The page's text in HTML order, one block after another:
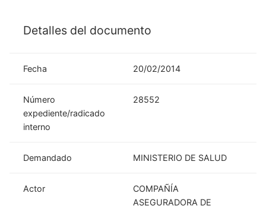
Detalles del documento
Fecha 20/02/2014
Número
expediente/radicado
interno
28552
Demandado MINISTERIO DE SALUD
Actor
COMPAÑÍA
ASEGURADORA DE